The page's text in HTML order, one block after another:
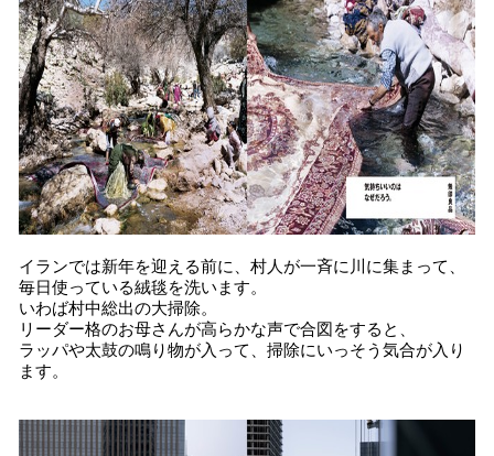
イランでは新年を迎える前に、村人が一斉に川に集まって、
毎日使っている絨毯を洗います。
いわば村中総出の大掃除。
リーダー格のお母さんが高らかな声で合図をすると、
ラッパや太鼓の鳴り物が入って、掃除にいっそう気合が入り
ます。